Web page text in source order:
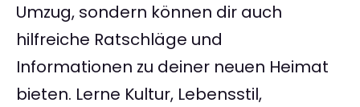
Umzug, sondern können dir auch
hilfreiche Ratschläge und
Informationen zu deiner neuen Heimat
bieten. Lerne Kultur, Lebensstil,